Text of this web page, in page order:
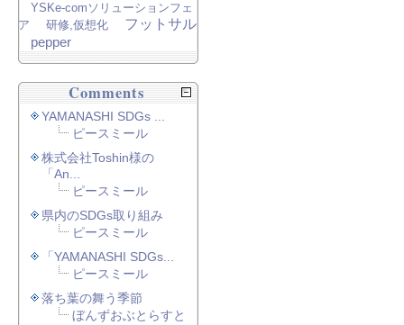
YSKe-comソリューションフェ
ア
研修,仮想化
フットサル
pepper
Comments
YAMANASHI SDGs ...
ピースミール
株式会社Toshin様の
「An...
ピースミール
県内のSDGs取り組み
ピースミール
「YAMANASHI SDGs...
ピースミール
落ち葉の舞う季節
ぼんずおぶとらすと